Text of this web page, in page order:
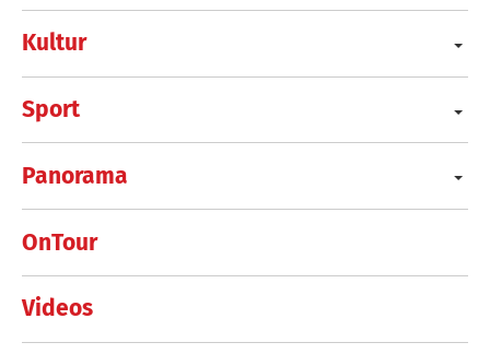
Kultur
Sport
Panorama
OnTour
Videos